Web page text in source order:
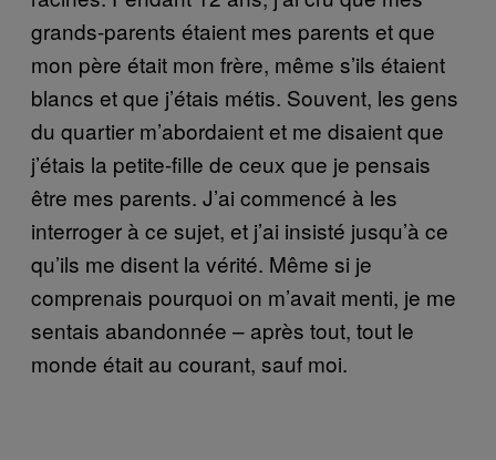
grands-parents étaient mes parents et que
mon père était mon frère, même s’ils étaient
blancs et que j’étais métis. Souvent, les gens
du quartier m’abordaient et me disaient que
j’étais la petite-fille de ceux que je pensais
être mes parents. J’ai commencé à les
interroger à ce sujet, et j’ai insisté jusqu’à ce
qu’ils me disent la vérité. Même si je
comprenais pourquoi on m’avait menti, je me
sentais abandonnée – après tout, tout le
monde était au courant, sauf moi.